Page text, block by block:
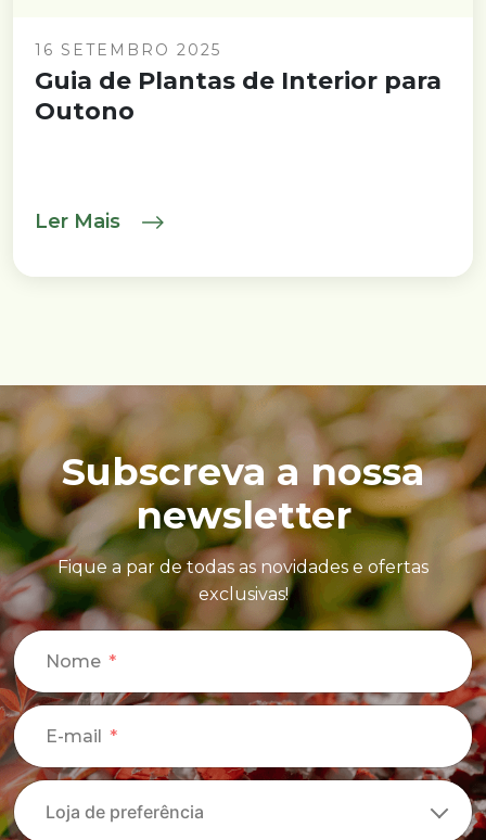
16 SETEMBRO 2025
Guia de Plantas de Interior para
Outono
Ler Mais
Subscreva a nossa
newsletter
Fique a par de todas as novidades e ofertas
exclusivas!
Nome
E-mail